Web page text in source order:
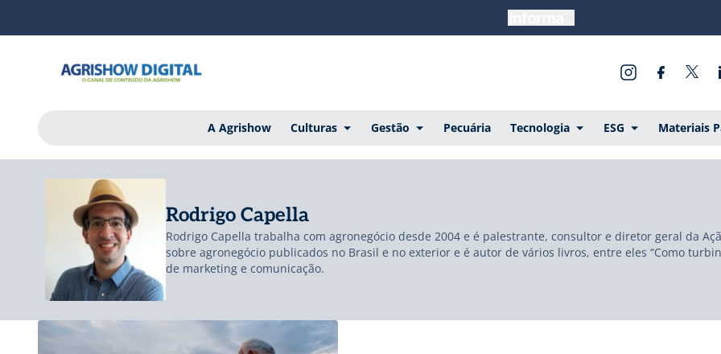
A Agrishow Culturas Gestão Pecuária Tecnologia ESG Materiais
Rodrigo Capella
Rodrigo Capella trabalha com agronegócio desde 2004 e é palestrante, consultor e diretor geral da
sobre agronegócio publicados no Brasil e no exterior e é autor de vários livros, entre eles “Como
de marketing e comunicação.